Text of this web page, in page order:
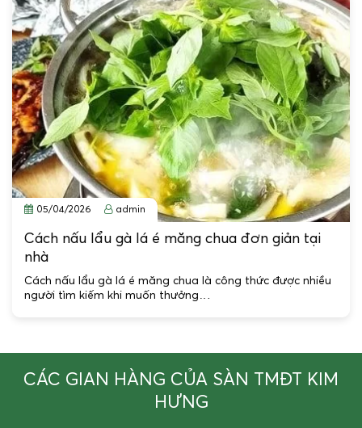
05/04/2026 admin
Cách nấu lẩu gà lá é măng chua đơn giản tại
nhà
Cách nấu lẩu gà lá é măng chua là công thức được nhiều
người tìm kiếm khi muốn thưởng…
CÁC GIAN HÀNG CỦA SÀN TMĐT KIM
HƯNG